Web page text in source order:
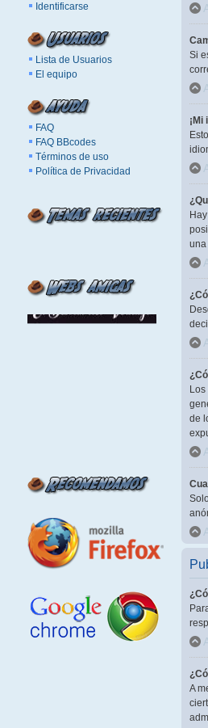
Identificarse
Lista de Usuarios
El equipo
FAQ
FAQ BBcodes
Términos de uso
Política de Privacidad
Si
una
de
A